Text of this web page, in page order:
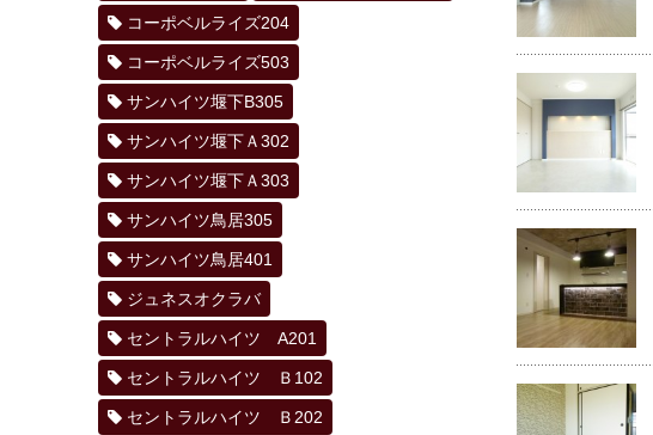
コーポベルライズ204
コーポベルライズ503
サンハイツ堰下B305
サンハイツ堰下Ａ302
サンハイツ堰下Ａ303
サンハイツ鳥居305
サンハイツ鳥居401
ジュネスオクラバ
セントラルハイツ A201
セントラルハイツ Ｂ102
セントラルハイツ Ｂ202